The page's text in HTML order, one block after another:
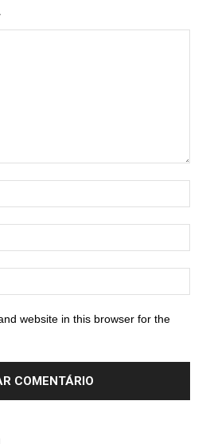
website in this browser for the